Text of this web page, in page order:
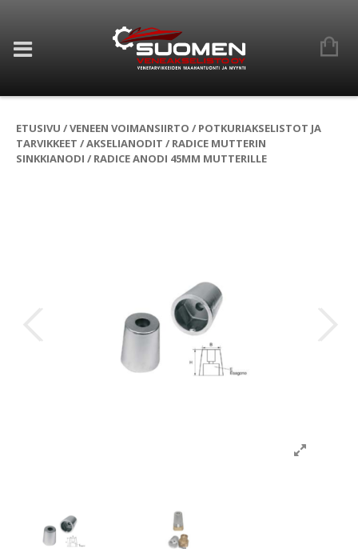
ETUSIVU /VENEEN VOIMANSIIRTO / POTKURIAKSELISTOT JA
TARVIKKEET /AKSELIANODIT / RADICE MUTTERIN
SINKKIANODI / RADICE ANODI 45MM MUTTERILLE